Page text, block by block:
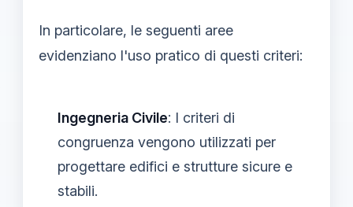
In particolare, le seguenti aree
evidenziano l'uso pratico di questi criteri:
Ingegneria Civile: I criteri di
congruenza vengono utilizzati per
progettare edifici e strutture sicure e
stabili.